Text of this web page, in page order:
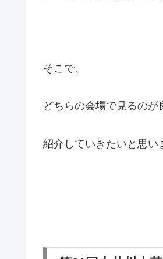
そこで、
どちらの会場で見るのが
紹介していきたいと思い